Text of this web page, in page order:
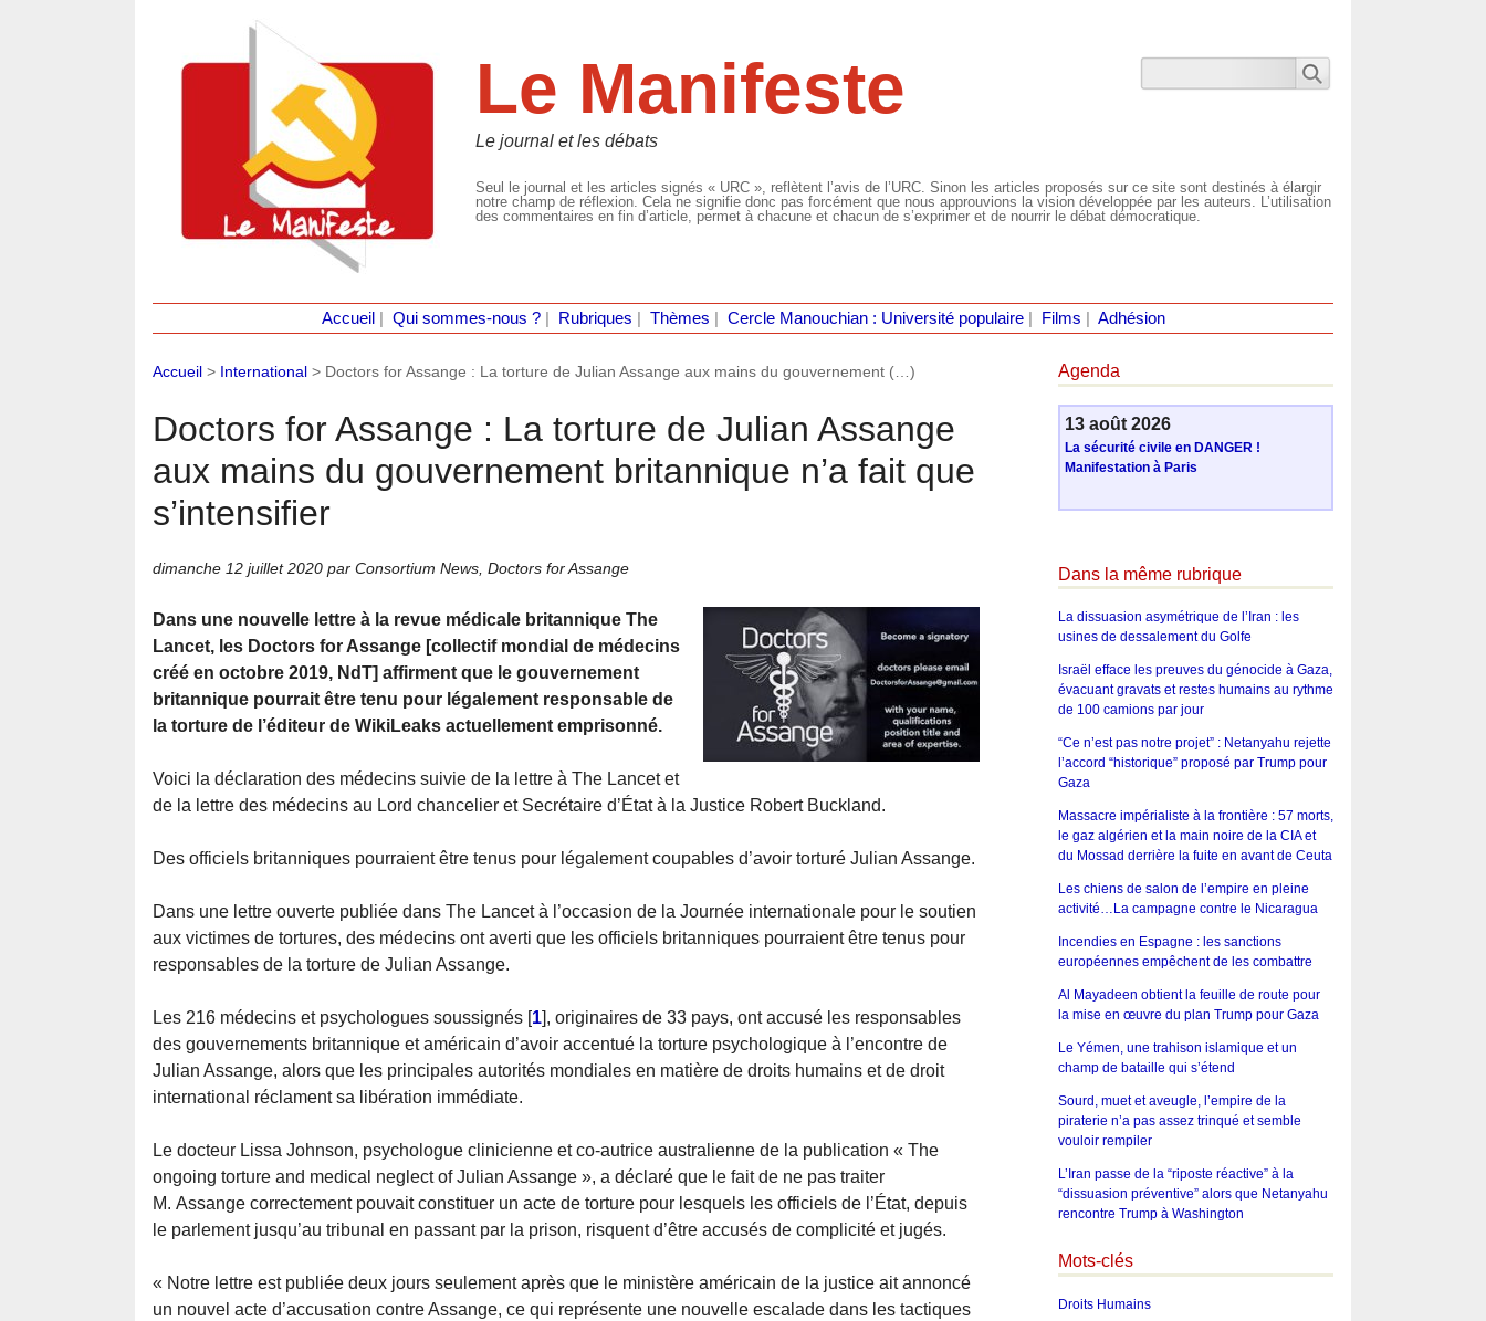
Le Manifeste
Le journal et les débats
Seul le journal et les articles signés « URC », reflètent l’avis de l’URC. Sinon les articles proposés sur ce site sont destinés à élargir
notre champ de réflexion. Cela ne signifie donc pas forcément que nous approuvions la vision développée par les auteurs. L’utilisation
des commentaires en fin d’article, permet à chacune et chacun de s’exprimer et de nourrir le débat démocratique.
Accueil Qui sommes-nous ?| Rubriques Thèmes Cercle Manouchian : Université populaire| Films Adhésion
Accueil > International > Doctors for Assange : La torture de Julian Assange aux mains du gouvernement (…)
Doctors for Assange : La torture de Julian Assange
aux mains du gouvernement britannique n’a fait que
s’intensifier
dimanche 12 juillet 2020 par Consortium News, Doctors for Assange
Dans une nouvelle lettre à la revue médicale britannique The
Lancet, les Doctors for Assange [collectif mondial de médecins
créé en octobre 2019, NdT] affirment que le gouvernement
britannique pourrait être tenu pour légalement responsable de
la torture de l’éditeur de WikiLeaks actuellement emprisonné.
Voici la déclaration des médecins suivie de la lettre à The Lancet et
de la lettre des médecins au Lord chancelier et Secrétaire d’État à la Justice Robert Buckland.
Des officiels britanniques pourraient être tenus pour légalement coupables d’avoir torturé Julian Assange.
Dans une lettre ouverte publiée dans The Lancet à l’occasion de la Journée internationale pour le soutien
aux victimes de tortures, des médecins ont averti que les officiels britanniques pourraient être tenus pour
responsables de la torture de Julian Assange.
Les 216 médecins et psychologues soussignés [1], originaires de 33 pays, ont accusé les responsables
des gouvernements britannique et américain d’avoir accentué la torture psychologique à l’encontre de
Julian Assange, alors que les principales autorités mondiales en matière de droits humains et de droit
international réclament sa libération immédiate.
Le docteur Lissa Johnson, psychologue clinicienne et co-autrice australienne de la publication « The
ongoing torture and medical neglect of Julian Assange », a déclaré que le fait de ne pas traiter
M. Assange correctement pouvait constituer un acte de torture pour lesquels les officiels de l’État, depuis
le parlement jusqu’au tribunal en passant par la prison, risquent d’être accusés de complicité et jugés.
« Notre lettre est publiée deux jours seulement après que le ministère américain de la justice ait annoncé
un nouvel acte d’accusation contre Assange, ce qui représente une nouvelle escalade dans les tactiques
Agenda
13 août 2026
La sécurité civile en DANGER !
Manifestation à Paris
Dans la même rubrique
La dissuasion asymétrique de l’Iran : les
usines de dessalement du Golfe
Israël efface les preuves du génocide à Gaza,
évacuant gravats et restes humains au rythme
de 100 camions par jour
“Ce n’est pas notre projet” : Netanyahu rejette
l’accord “historique” proposé par Trump pour
Gaza
Massacre impérialiste à la frontière : 57 morts,
le gaz algérien et la main noire de la CIA et
du Mossad derrière la fuite en avant de Ceuta
Les chiens de salon de l’empire en pleine
activité…La campagne contre le Nicaragua
Incendies en Espagne : les sanctions
européennes empêchent de les combattre
Al Mayadeen obtient la feuille de route pour
la mise en œuvre du plan Trump pour Gaza
Le Yémen, une trahison islamique et un
champ de bataille qui s’étend
Sourd, muet et aveugle, l’empire de la
piraterie n’a pas assez trinqué et semble
vouloir rempiler
L’Iran passe de la “riposte réactive” à la
“dissuasion préventive” alors que Netanyahu
rencontre Trump à Washington
Mots-clés
Droits Humains